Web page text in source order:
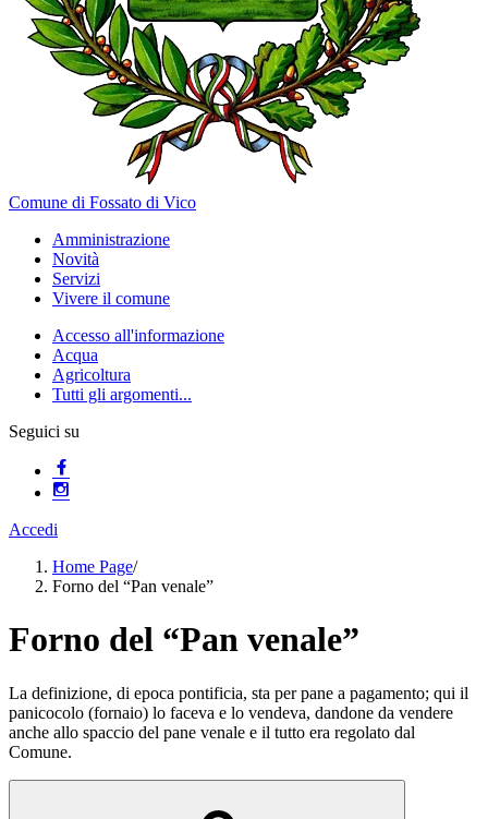
Comune di Fossato di Vico
Amministrazione
Novità
Servizi
Vivere il comune
Accesso all'informazione
Acqua
Agricoltura
Tutti gli argomenti...
Seguici su
Accedi
Home Page/
Forno del “Pan venale”
Forno del “Pan venale”
La definizione, di epoca pontificia, sta per pane a pagamento; qui il
panicocolo (fornaio) lo faceva e lo vendeva, dandone da vendere
anche allo spaccio del pane venale e il tutto era regolato dal
Comune.